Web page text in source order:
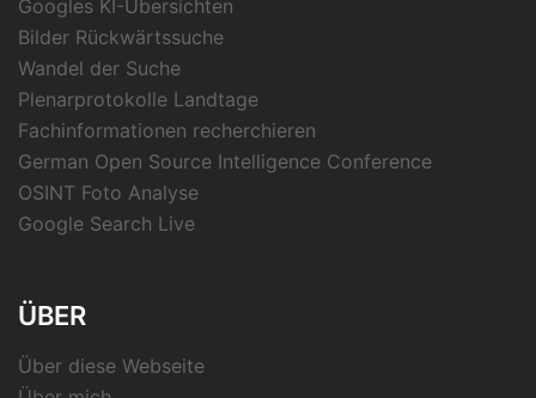
Googles KI-Übersichten
Bilder Rückwärtssuche
Wandel der Suche
Plenarprotokolle Landtage
Fachinformationen recherchieren
German Open Source Intelligence Conference
OSINT Foto Analyse
Google Search Live
ÜBER
Über diese Webseite